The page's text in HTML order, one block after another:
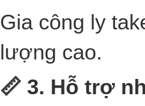
Gia công ly
lượng cao.
📏 3. Hỗ trợ